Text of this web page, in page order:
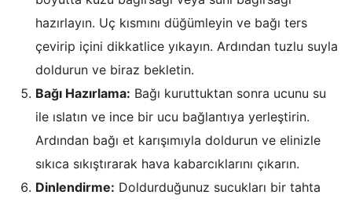
hazırlayın. Uç kısmını düğümleyin ve bağı ters
çevirip içini dikkatlice yıkayın. Ardından tuzlu suyla
doldurun ve biraz bekletin.
Bağı Hazırlama: Bağı kuruttuktan sonra ucunu su
ile ıslatın ve ince bir ucu bağlantıya yerleştirin.
Ardından bağı et karışımıyla doldurun ve elinizle
sıkıca sıkıştırarak hava kabarcıklarını çıkarın.
Dinlendirme: Doldurduğunuz sucukları bir tahta